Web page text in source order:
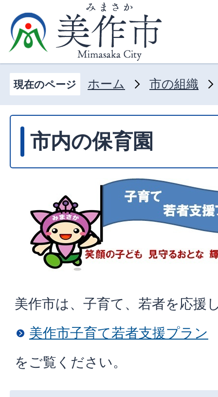
現在のページ ホーム 市の組織
市内の保育園
美作市は、子育て、若者を応援
美作市子育て若者支援プラン
をご覧ください。